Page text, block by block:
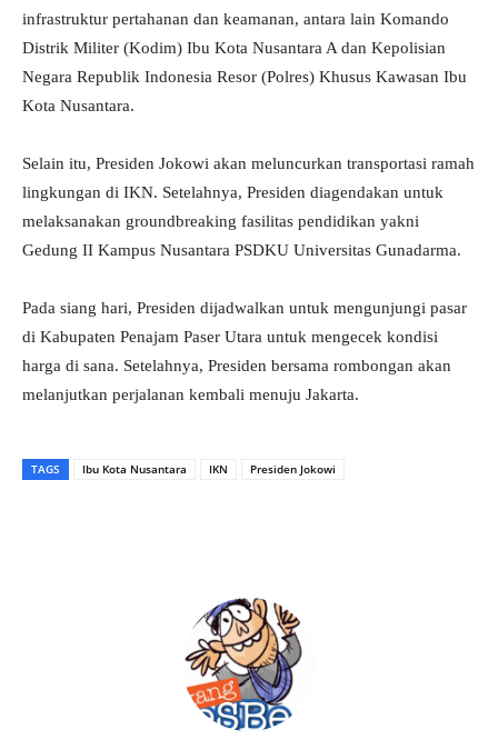
infrastruktur pertahanan dan keamanan, antara lain Komando
Distrik Militer (Kodim) Ibu Kota Nusantara A dan Kepolisian
Negara Republik Indonesia Resor (Polres) Khusus Kawasan Ibu
Kota Nusantara.
Selain itu, Presiden Jokowi akan meluncurkan transportasi ramah
lingkungan di IKN. Setelahnya, Presiden diagendakan untuk
melaksanakan groundbreaking fasilitas pendidikan yakni
Gedung II Kampus Nusantara PSDKU Universitas Gunadarma.
Pada siang hari, Presiden dijadwalkan untuk mengunjungi pasar
di Kabupaten Penajam Paser Utara untuk mengecek kondisi
harga di sana. Setelahnya, Presiden bersama rombongan akan
melanjutkan perjalanan kembali menuju Jakarta.
TAGS Ibu Kota Nusantara IKN Presiden Jokowi